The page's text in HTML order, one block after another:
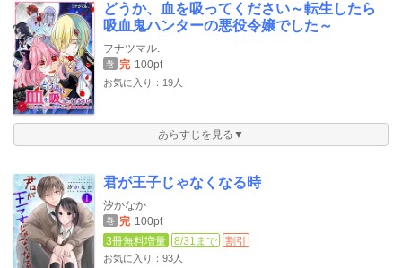
どうか、血を吸ってください～転生したら
吸血鬼ハンターの悪役令嬢でした～
フナツマル.
巻 完 100pt
お気に入り：19人
あらすじを見る▼
君が王子じゃなくなる時
汐かなか
巻 完 100pt
3冊無料増量
8/31まで 割引
お気に入り：93人